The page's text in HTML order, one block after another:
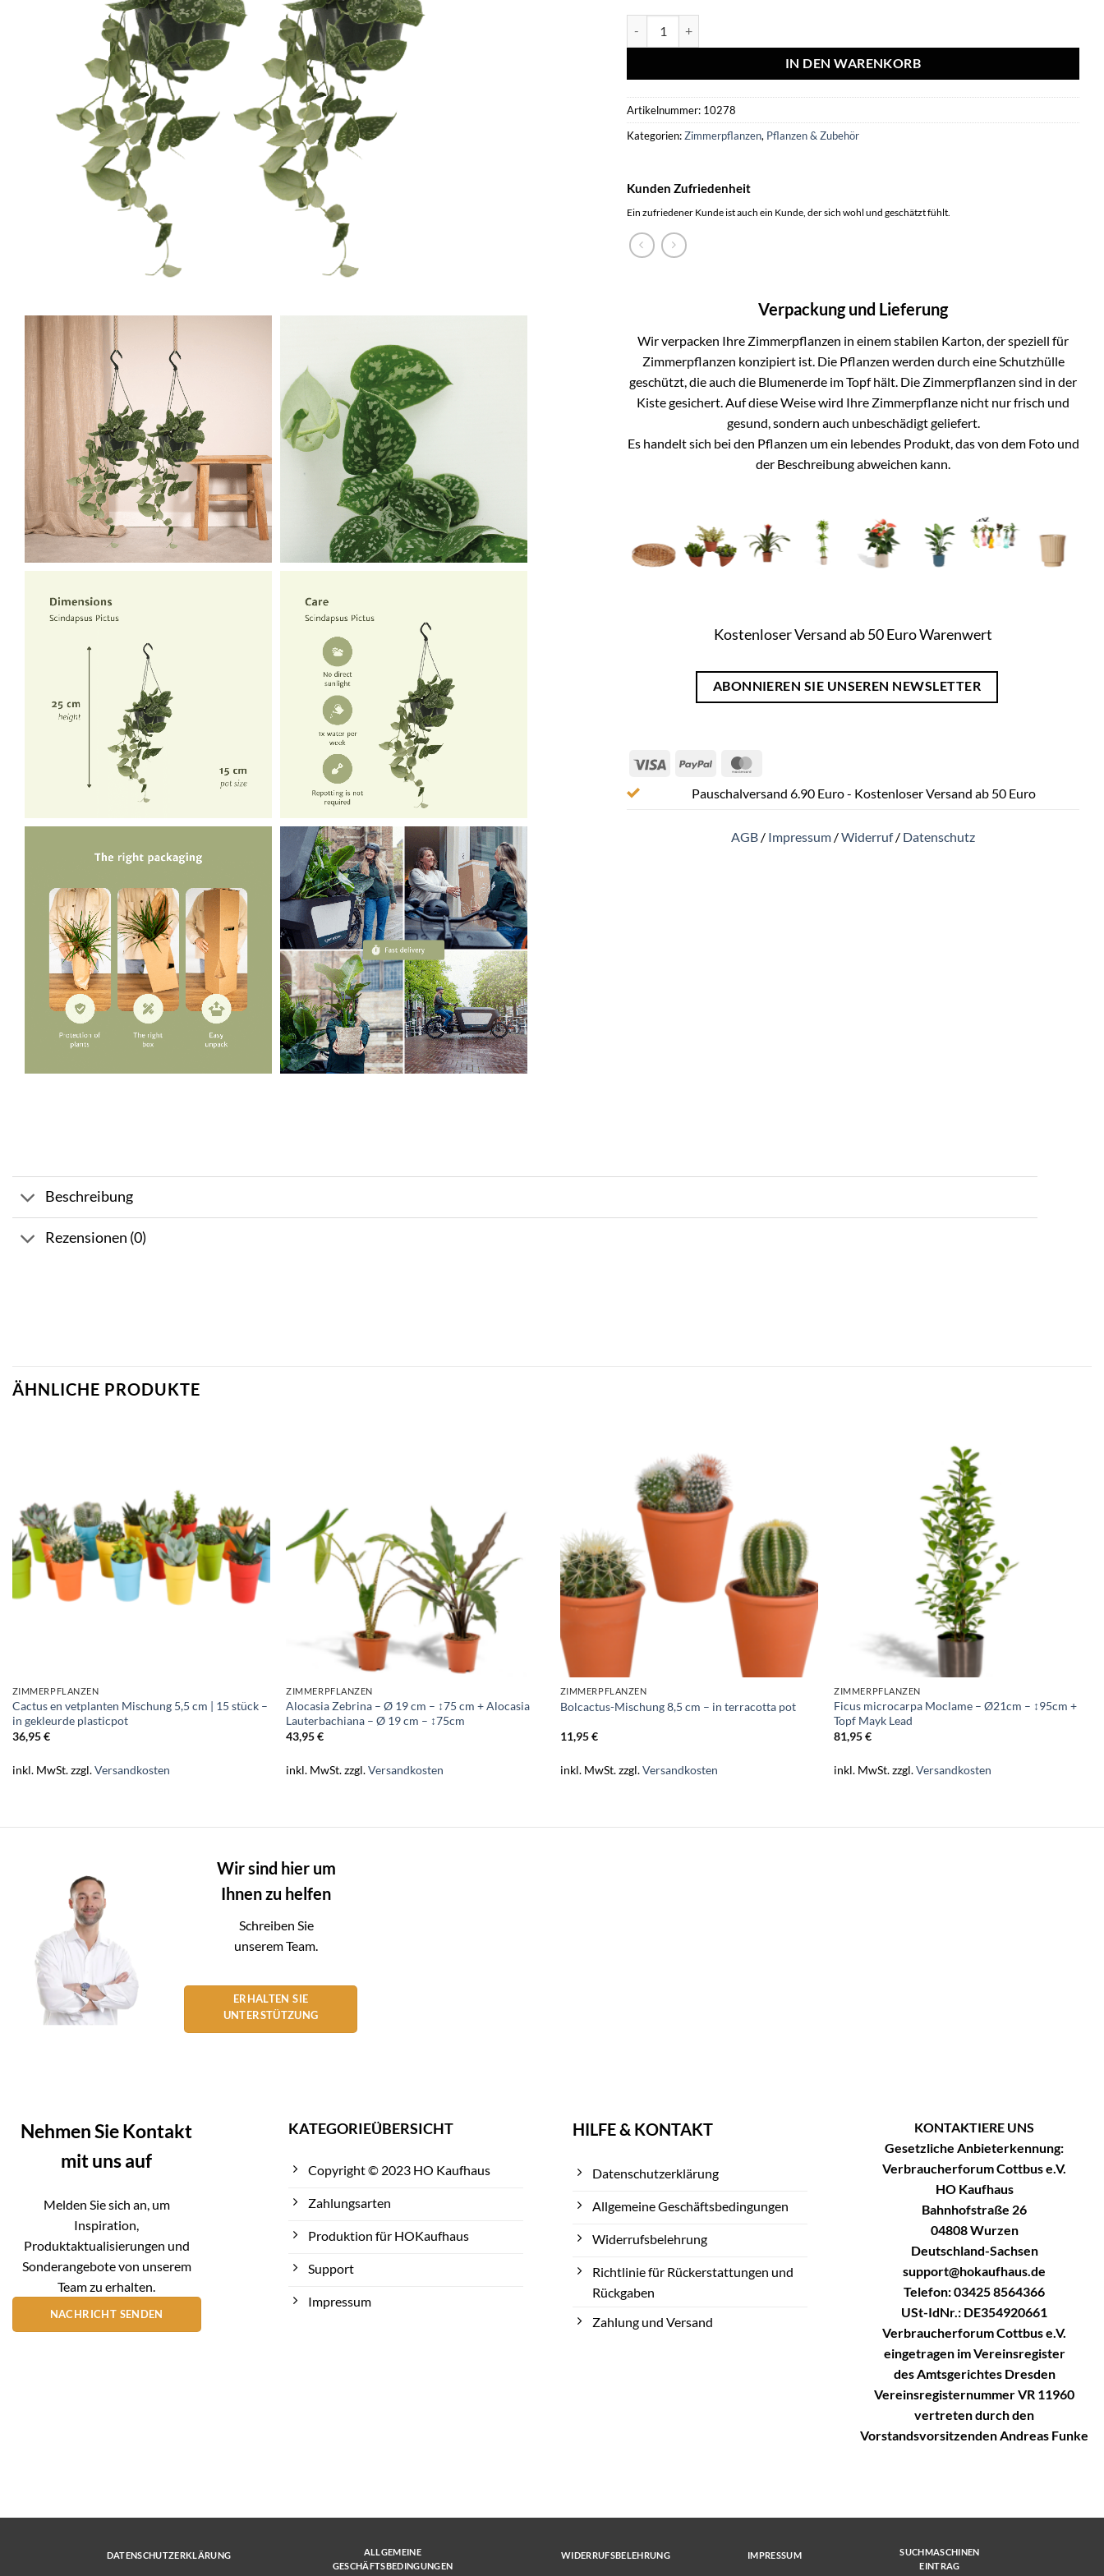
IN DEN WARENKORB
Artikelnummer: 10278
Kategorien:Zimmerpflanzen, Pflanzen & Zubehör
Kunden Zufriedenheit
Ein zufriedener Kunde ist auch ein Kunde, der sich wohl und geschätzt fühlt.
Verpackung und Lieferung
Wir verpacken Ihre Zimmerpflanzen in einem stabilen Karton, der speziell für
Zimmerpflanzen konzipiert ist. Die Pflanzen werden durch eine Schutzhülle
geschützt, die auch die Blumenerde im Topf hält. Die Zimmerpflanzen sind in der
Kiste gesichert. Auf diese Weise wird Ihre Zimmerpflanze nicht nur frisch und
gesund, sondern auch unbeschädigt geliefert.
Es handelt sich bei den Pflanzen um ein lebendes Produkt, das von dem Foto und
der Beschreibung abweichen kann.
Kostenloser Versand ab 50 Euro Warenwert
ABONNIEREN SIE UNSEREN NEWSLETTER
Visa PayPal
Pauschalversand 6.90 Euro - Kostenloser Versand ab 50 Euro
AGB / Impressum /Widerruf/ Datenschutz
Beschreibung
Rezensionen (0)
ÄHNLICHE PRODUKTE
ZIMMERPFLANZEN
Cactus en vetplanten Mischung 5,5 cm | 15 stück –
in gekleurde plasticpot
36,95€
inkl. MwSt.zzgl.Versandkosten
ZIMMERPFLANZEN
Alocasia Zebrina – Ø 19 cm – ↕75 cm + Alocasia
Lauterbachiana – Ø 19 cm – ↕75cm
43,95€
inkl. MwSt.zzgl.Versandkosten
ZIMMERPFLANZEN
Bolcactus-Mischung 8,5 cm – in terracotta pot
11,95€
inkl. MwSt.zzgl.Versandkosten
ZIMMERPFLANZEN
Ficus microcarpa Moclame – Ø21cm – ↕95cm +
Topf Mayk Lead
81,95€
inkl. MwSt.zzgl.Versandkosten
Wir sind hier um
Ihnen zu helfen
Schreiben Sie
unserem Team.
ERHALTEN SIE
UNTERSTÜTZUNG
Nehmen Sie Kontakt
mit uns auf
Melden Sie sich an, um
Inspiration,
Produktaktualisierungen und
Sonderangebote von unserem
Team zu erhalten.
NACHRICHT SENDEN
KATEGORIEÜBERSICHT
Copyright © 2023 HO Kaufhaus
Zahlungsarten
Produktion für HOKaufhaus
Support
Impressum
HILFE & KONTAKT
Datenschutzerklärung
Allgemeine Geschäftsbedingungen
Widerrufsbelehrung
Richtlinie für Rückerstattungen und
Rückgaben
Zahlung und Versand
KONTAKTIERE UNS
Gesetzliche Anbieterkennung:
Verbraucherforum Cottbus e.V.
HO Kaufhaus
Bahnhofstraße 26
04808 Wurzen
Deutschland-Sachsen
support@hokaufhaus.de
Telefon: 03425 8564366
USt-IdNr.: DE354920661
Verbraucherforum Cottbus e.V.
eingetragen im Vereinsregister
des Amtsgerichtes Dresden
Vereinsregisternummer VR 11960
vertreten durch den
Vorstandsvorsitzenden Andreas Funke
DATENSCHUTZERKLÄRUNG
ALLGEMEINE
GESCHÄFTSBEDINGUNGEN
WIDERRUFSBELEHRUNG IMPRESSUM
SUCHMASCHINEN
EINTRAG